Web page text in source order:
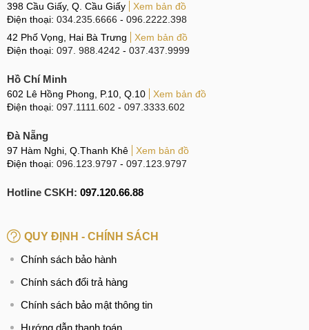
398 Cầu Giấy, Q. Cầu Giấy
Xem bản đồ
Điện thoại: 034.235.6666 - 096.2222.398
42 Phố Vọng, Hai Bà Trưng
Xem bản đồ
Điện thoại: 097. 988.4242 - 037.437.9999
Hồ Chí Minh
602 Lê Hồng Phong, P.10, Q.10
Xem bản đồ
Điện thoại: 097.1111.602 - 097.3333.602
Đà Nẵng
97 Hàm Nghi, Q.Thanh Khê
Xem bản đồ
Điện thoại: 096.123.9797 - 097.123.9797
Hotline CSKH: 097.120.66.88
QUY ĐỊNH - CHÍNH SÁCH
Chính sách bảo hành
Chính sách đổi trả hàng
Chính sách bảo mật thông tin
Hướng dẫn thanh toán